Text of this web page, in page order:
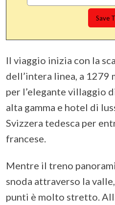
Il viaggio inizia con la
dell’intera linea, a 1279
per l’elegante villaggio
alta gamma e hotel di
Svizzera tedesca per
francese.
Mentre il treno
snoda attraverso la
punti è molto stretto.